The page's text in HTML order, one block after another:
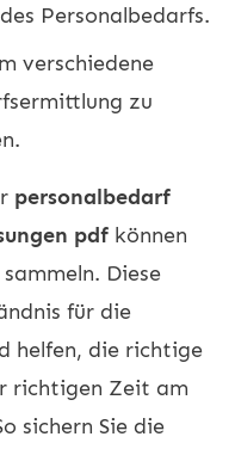
Personalbedarfs.
verschiedene
zu
personalbedarf
pdf können
Diese
für die
helfen, die richtige
richtigen Zeit am
sichern Sie die